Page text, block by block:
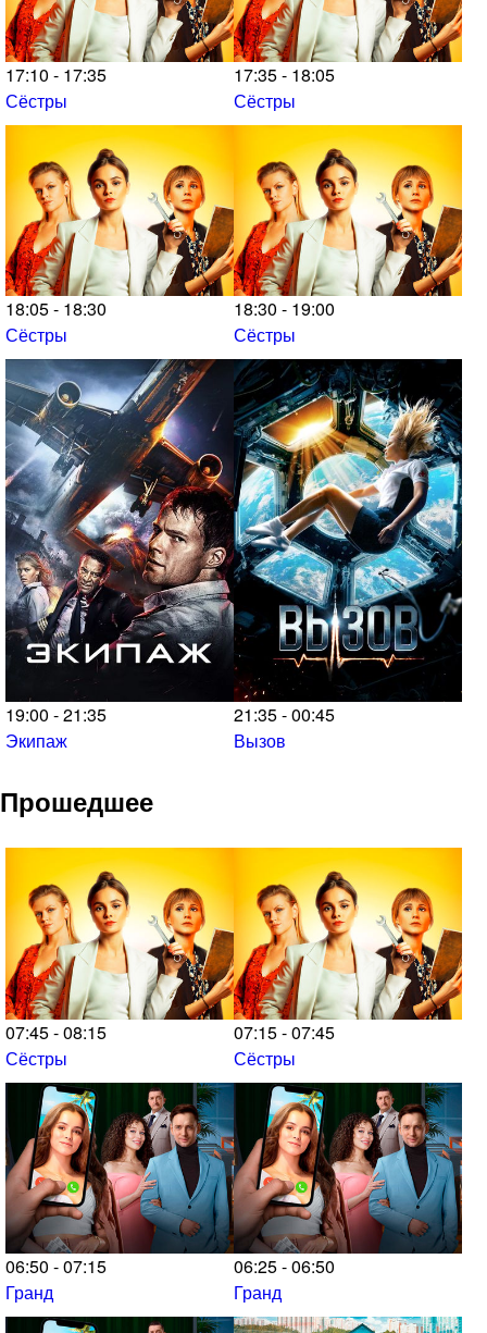
17:10 - 17:35
Сёстры
17:35 - 18:05
Сёстры
18:05 - 18:30
Сёстры
18:30 - 19:00
Сёстры
19:00 - 21:35
Экипаж
21:35 - 00:45
Вызов
Прошедшее
07:45 - 08:15
Сёстры
07:15 - 07:45
Сёстры
06:50 - 07:15
Гранд
06:25 - 06:50
Гранд